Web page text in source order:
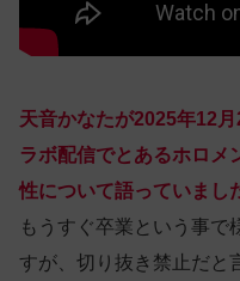
天音かなたが2025年12
ラボ配信でとあるホロメ
性について語っていまし
もうすぐ卒業という事で
すが、切り抜き禁止だと